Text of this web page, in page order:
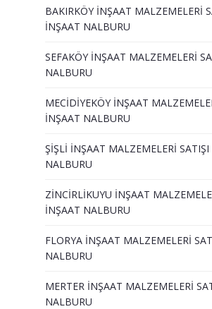
BAKIRKÖY İNŞAAT MALZEMELERİ
İNŞAAT NALBURU
SEFAKÖY İNŞAAT MALZEMELERİ
NALBURU
MECİDİYEKÖY İNŞAAT
İNŞAAT NALBURU
ŞİŞLİ İNŞAAT MALZEMELERİ
NALBURU
ZİNCİRLİKUYU İNŞAAT
İNŞAAT NALBURU
FLORYA İNŞAAT MALZEMELERİ
NALBURU
MERTER İNŞAAT MALZEMELERİ
NALBURU